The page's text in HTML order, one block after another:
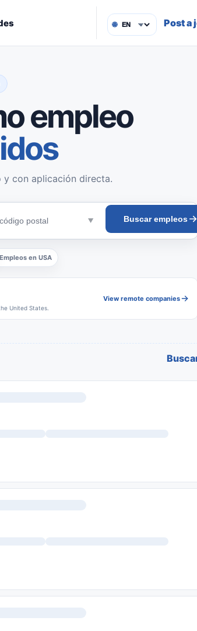
🌐 Post a
empleo
y con aplicación directa.
Buscar empleos
Empleos en USA
United States.
View remote companies